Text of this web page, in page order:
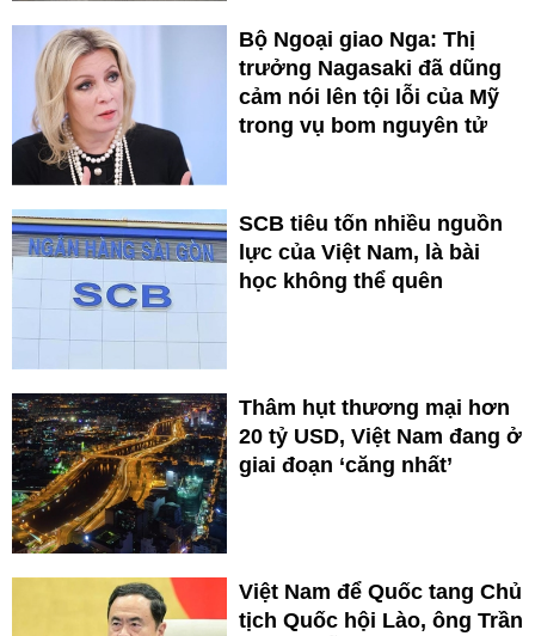
Bộ Ngoại giao Nga: Thị
trưởng Nagasaki đã dũng
cảm nói lên tội lỗi của Mỹ
trong vụ bom nguyên tử
SCB tiêu tốn nhiều nguồn
lực của Việt Nam, là bài
học không thể quên
Thâm hụt thương mại hơn
20 tỷ USD, Việt Nam đang ở
giai đoạn ‘căng nhất’
Việt Nam để Quốc tang Chủ
tịch Quốc hội Lào, ông Trần